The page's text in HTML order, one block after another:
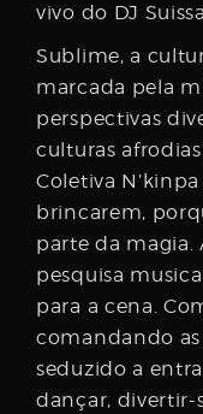
vivo do DJ
Sublime, a
marcada pela
perspectivas
culturas
Coletiva
brincarem,
parte da magia.
pesquisa
para a cena.
comandando
seduzido a
dançar, divertir-